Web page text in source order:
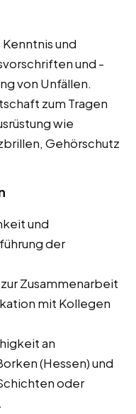
Kenntnis und
und -
von Unfällen.
zum Tragen
wie
Gehörschutz
und
der
Zusammenarbeit
mit Kollegen
an
(Hessen) und
oder